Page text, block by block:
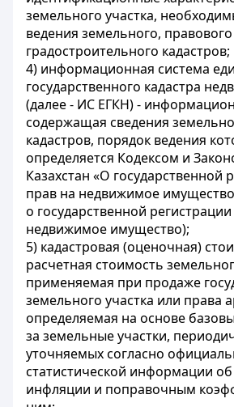
земельного участка,
ведения земельного,
градостроительного кадастров;
4) информационная система
государственного кадастра
(далее - ИС ЕГКН) -
содержащая сведения
кадастров, порядок ведения
определяется Кодексом и
Казахстан «О государственной
прав на недвижимое
о государственной
недвижимое имущество);
5) кадастровая (оценочная)
расчетная стоимость
применяемая при продаже
земельного участка или права
определяемая на основе
за земельные участки,
уточняемых согласно
статистической информации
инфляции и поправочным